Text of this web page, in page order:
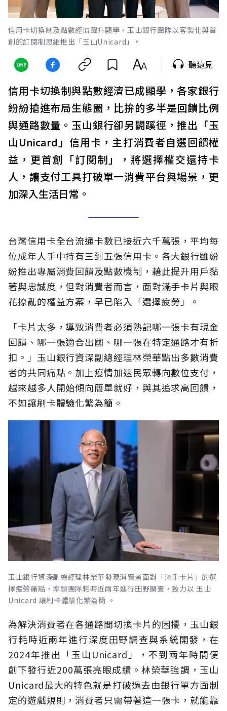
信用卡切換制及點數經濟躍升顯學，玉山銀行團隊以客製化與首
創的訂閱制思維推出「玉山Unicard」。
聽遠見
信用卡切換制與點數經濟已成顯學，各家銀行
紛紛搶進布局生態圈，比拚的多半是回饋比例
與通路數量。玉山銀行卻另闢蹊徑，推出「玉
山Unicard」信用卡，主打消費者自選回饋權
益，更首創「訂閱制」，將選擇權交還持卡
人，讓支付工具打破單一消費平台與場景，更
加深入生活日常。
台灣信用卡全台流通卡數已接近六千萬張，平均每
位成年人手中持有三到五張信用卡。各大銀行雖紛
紛推出專屬消費回饋及點數機制，藉此提升用戶黏
著與忠誠度，但對消費者而言，面對滿手卡片與眼
花撩亂的權益方案，早已陷入「選擇疲勞」。
「卡片太多，導致消費者必須熟記哪一張卡有現金
回饋、哪一張適合出國、哪一張在特定通路才有折
扣。」玉山銀行資深副總經理林榮華點出多數消費
者的共同痛點。加上疫情加速民眾轉向數位支付，
越來越多人開始傾向簡單就好，與其追求高回饋，
不如讓刷卡體驗化繁為簡。
玉山銀行資深副總經理林榮華發現消費者面對「滿手卡片」的選
擇疲勞痛點，率領團隊耗時近兩年進行田野調查，致力以 玉山
Unicard 讓刷卡體驗化繁為簡 。
為解決消費者在各通路間切換卡片的困擾，玉山銀
行耗時近兩年進行深度田野調查與系統開發，在
2024年推出「玉山Unicard」，不到兩年時間便
創下發行近200萬張亮眼成績。林榮華強調，玉山
Unicard最大的特色就是打破過去由銀行單方面制
定的遊戲規則，消費者只需帶著這一張卡，就能靠